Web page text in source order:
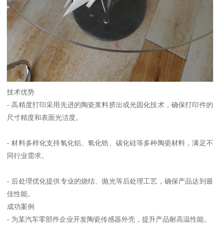
技术优势
- 高精度打印采用先进的陶瓷浆料挤出或光固化技术，确保打印件的
尺寸精度和表面光洁度。
- 材料多样化支持氧化铝、氧化锆、碳化硅等多种陶瓷材料，满足不
同行业需求。
- 后处理优化提供专业的烧结、抛光等后处理工艺，确保产品达到最
佳性能。
成功案例
- 为某汽车零部件企业开发陶瓷传感器外壳，提升产品耐高温性能。